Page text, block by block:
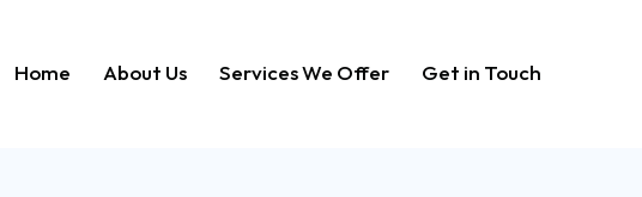
Home About Us Services We Offer Get in Touch